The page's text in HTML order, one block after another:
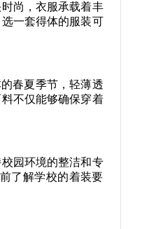
尚，衣服承载着丰
一套得体的服装可
春夏季节，轻薄透
不仅能够确保穿着
园环境的整洁和专
了解学校的着装要